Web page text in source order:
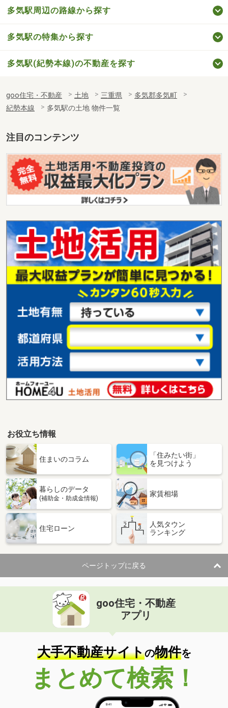
多気駅周辺の路線から探す
多気駅の特集から探す
多気駅(紀勢本線)の不動産を探す
goo住宅・不動産 土地 三重県
多気郡多気町
紀勢本線
多気駅の土地 物件一覧
注目のコンテンツ
お役立ち情報
住まいのコラム
「住みたい街」
を見つけよう
暮らしのデータ
(補助金・助成金情報)
家賃相場
住宅ローン
人気タウン
ランキング
ページトップに戻る
goo住宅・不動産
アプリ
大手不動産サイトの物件を
まとめて検索！